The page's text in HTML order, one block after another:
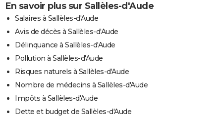
En savoir plus sur Sallèles-d'Aude
Salaires à Sallèles-d'Aude
Avis de décès à Sallèles-d'Aude
Délinquance à Sallèles-d'Aude
Pollution à Sallèles-d'Aude
Risques naturels à Sallèles-d'Aude
Nombre de médecins à Sallèles-d'Aude
Impôts à Sallèles-d'Aude
Dette et budget de Sallèles-d'Aude